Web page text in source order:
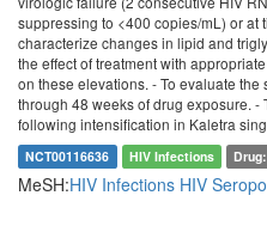
suppressing to <400 copies/mL) or at
characterize changes in lipid and
the effect of treatment with
on these elevations. - To evaluate
through 48 weeks of drug exposure.
following intensification in Kaletra
NCT00116636 HIV Infections
MeSH:HIV Infections HIV